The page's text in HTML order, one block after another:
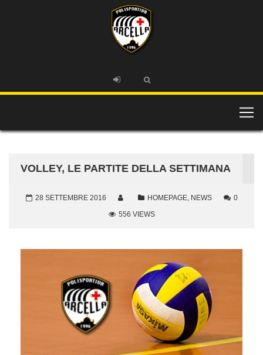
VOLLEY, LE PARTITE DELLA SETTIMANA
28 SETTEMBRE 2016 HOMEPAGE, NEWS
0
556 VIEWS